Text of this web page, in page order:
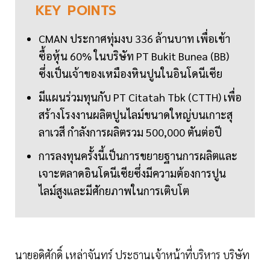
KEY POINTS
CMAN ประกาศทุ่มงบ 336 ล้านบาท เพื่อเข้า
ซื้อหุ้น 60% ในบริษัท PT Bukit Bunea (BB)
ซึ่งเป็นเจ้าของเหมืองหินปูนในอินโดนีเซีย
มีแผนร่วมทุนกับ PT Citatah Tbk (CTTH) เพื่อ
สร้างโรงงานผลิตปูนไลม์ขนาดใหญ่บนเกาะสุ
ลาเวสี กำลังการผลิตรวม 500,000 ตันต่อปี
การลงทุนครั้งนี้เป็นการขยายฐานการผลิตและ
เจาะตลาดอินโดนีเซียซึ่งมีความต้องการปูน
ไลม์สูงและมีศักยภาพในการเติบโต
นายอดิศักดิ์ เหล่าจันทร์ ประธานเจ้าหน้าที่บริหาร บริษัท